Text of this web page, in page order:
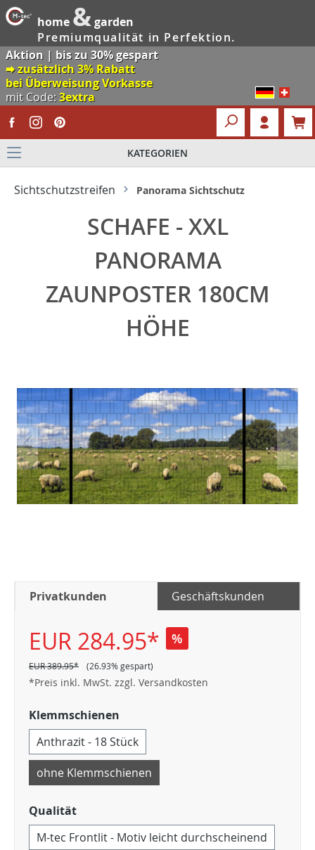
home &garden
Premiumqualität in Perfektion.
Aktion | bis zu 30% gespart
🠮 zusätzlich 3% Rabatt
bei Überweisung Vorkasse
mit Code:3extra
KATEGORIEN
Sichtschutzstreifen Panorama Sichtschutz
SCHAFE - XXL
PANORAMA
ZAUNPOSTER 180CM
HÖHE
Privatkunden Geschäftskunden
EUR 284.95* %
EUR 389.95* (26.93% gespart)
*Preis inkl. MwSt. zzgl. Versandkosten
Klemmschienen
Anthrazit - 18 Stück
ohne Klemmschienen
Qualität
M-tec Frontlit - Motiv leicht durchscheinend